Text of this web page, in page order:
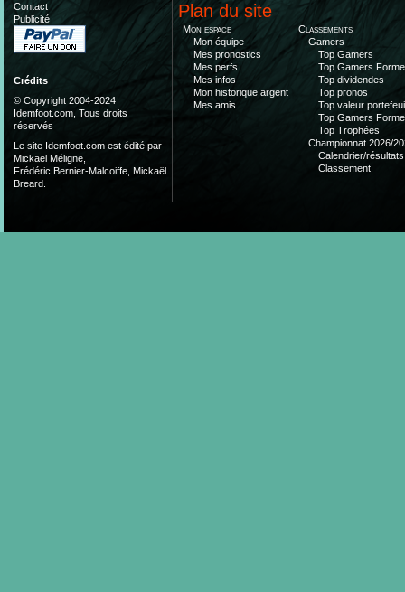
Contact
Publicité
Crédits
© Copyright 2004-2024
Idemfoot.com, Tous droits
réservés
Le site Idemfoot.com est édité par
Mickaël Méligne,
Frédéric Bernier-Malcoiffe, Mickaël
Breard.
Plan du site
Mon espace
Mon équipe
Mes pronostics
Mes perfs
Mes infos
Mon historique argent
Mes amis
Classements
Gamers
Top Gamers
Top Gamers Forme
Top dividendes
Top pronos
Top valeur
Top Gamers Forme
Top Trophées
Championnat 2026/
Calendrier/résultats
Classement